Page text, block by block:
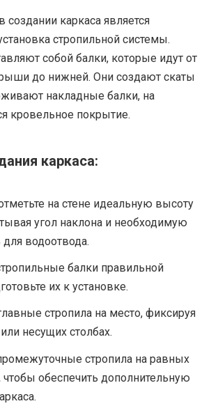
каркаса является
стропильной системы.
собой балки, которые идут от
до нижней. Они создают скаты
накладные балки, на
кровельное покрытие.
каркаса:
на стене идеальную высоту
угол наклона и необходимую
для водоотвода.
балки правильной
их к установке.
стропила на место, фиксируя
несущих столбах.
стропила на равных
чтобы обеспечить дополнительную